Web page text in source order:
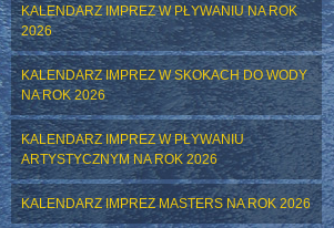
KALENDARZ IMPREZ W PŁYWANIU NA ROK
2026
KALENDARZ IMPREZ W SKOKACH DO WODY
NA ROK 2026
KALENDARZ IMPREZ W PŁYWANIU
ARTYSTYCZNYM NA ROK 2026
KALENDARZ IMPREZ MASTERS NA ROK 2026